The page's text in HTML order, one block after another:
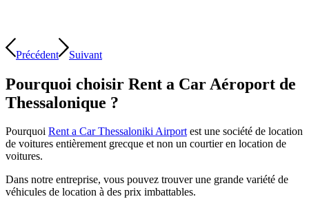
Précédent Suivant
Pourquoi choisir Rent a Car Aéroport de
Thessalonique ?
Pourquoi Rent a Car Thessaloniki Airportest une société de location
de voitures entièrement grecque et non un courtier en location de
voitures.
Dans notre entreprise, vous pouvez trouver une grande variété de
véhicules de location à des prix imbattables.